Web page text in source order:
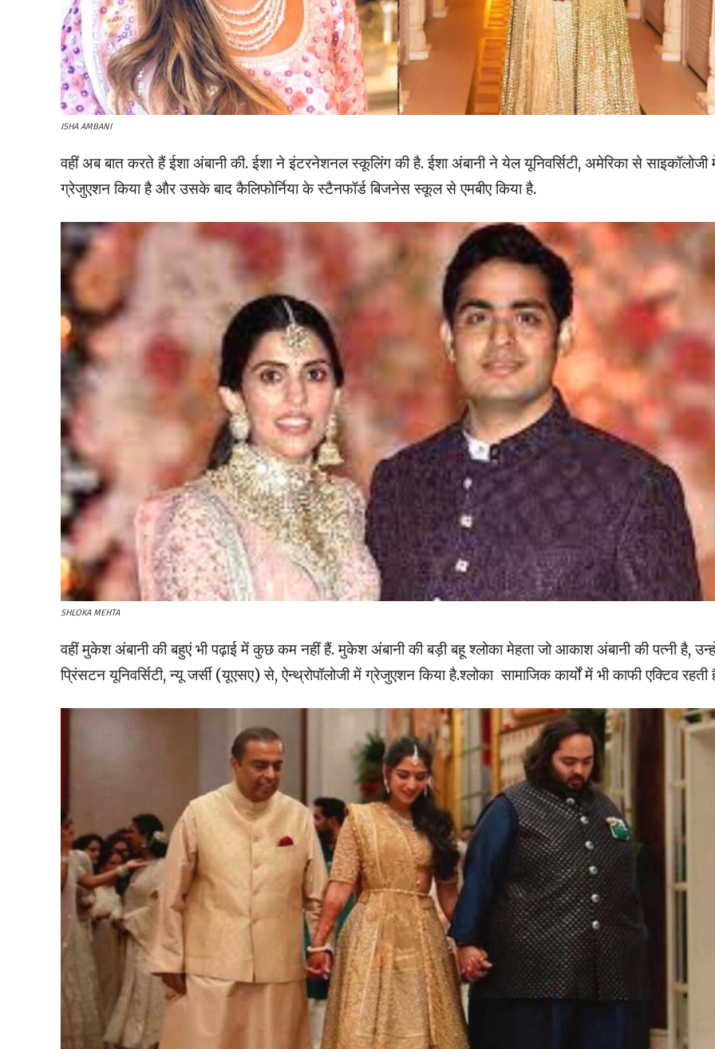
ISHA AMBANI
वहीं अब बात करते हैं ईशा अंबानी की. ईशा ने इंटरनेशनल स्कूलिंग की है. ईशा अंबानी ने येल यूनिवर्सिटी, अमेरिका से साइकॉलोजी
ग्रेजुएशन किया है और उसके बाद कैलिफोर्निया के स्टैनफॉर्ड बिजनेस स्कूल से एमबीए किया है.
SHLOKA MEHTA
वहीं मुकेश अंबानी की बहुएं भी पढ़ाई में कुछ कम नहीं हैं. मुकेश अंबानी की बड़ी बहू श्लोका मेहता जो आकाश अंबानी की पत्नी है,
प्रिंसटन यूनिवर्सिटी, न्यू जर्सी (यूएसए) से, ऐन्थ्रोपॉलोजी में ग्रेजुएशन किया है.श्लोका सामाजिक कार्यों में भी काफी एक्टिव रहती